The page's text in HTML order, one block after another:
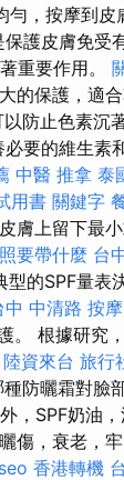
勻，按摩到皮
護皮膚免受
重要作用。
的保護，適
防止色素沉
要的維生素
中醫 推拿 泰
用書 關鍵字
膚上留下最
要帶什麼 台
型的SPF量表
中 中清路 按摩
。 根據研究
陸資來台 旅行
防曬霜對臉
，SPF奶油
傷，衰老，
香港轉機